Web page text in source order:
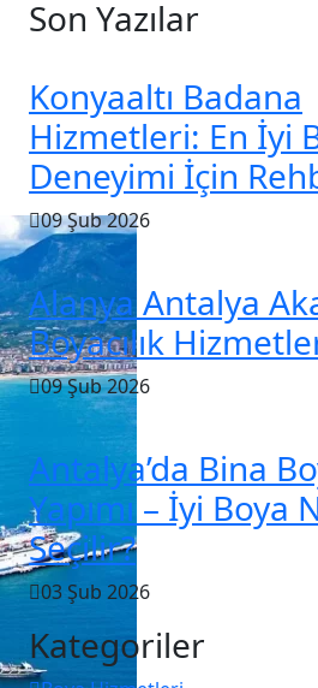
Son Yazılar
Konyaaltı Badana
Hizmetleri: En İyi
Deneyimi İçin
09 Şub 2026
Alanya Antalya
Boyacılık
09 Şub 2026
Antalya’da Bina
Yapımı – İyi Boya
Seçilir?
03 Şub 2026
Kategoriler